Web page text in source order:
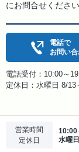
にお問合せください
電話で
お問い
電話受付：10:00～
定休日：水曜日 8/13
営業時間
定休日
10:00
水曜